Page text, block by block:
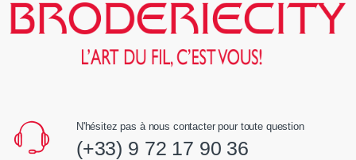
N'hésitez pas à nous contacter pour toute question
(+33) 9 72 17 90 36